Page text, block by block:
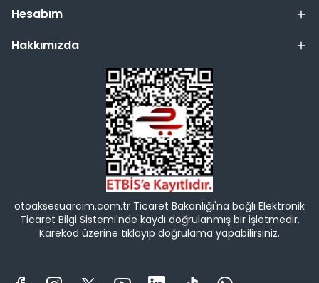
Hesabım
Hakkımızda
otoaksesuarcim.com.tr Ticaret Bakanlığı'na bağlı Elektronik
Ticaret Bilgi Sistemi'nde kaydı doğrulanmış bir işletmedir.
Karekod üzerine tıklayıp doğrulama yapabilirsiniz.